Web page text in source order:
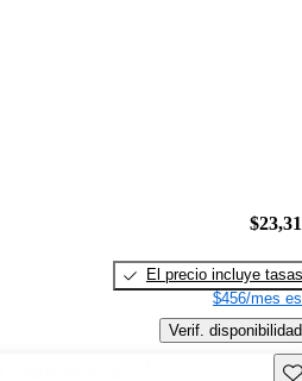
El precio incluye tasas
$456/mes
Verif. disponibilidad